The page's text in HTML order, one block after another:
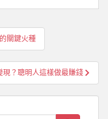
關鍵火種
？聰明人這樣做最賺錢